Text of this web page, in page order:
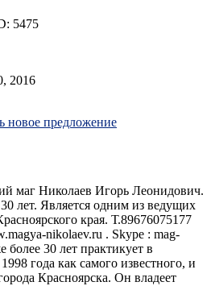
5475
2016
новое предложение
маг Николаев Игорь Леонидович.
лет. Является одним из ведущих
края. Т.89676075177
nikolaev.ru . Skype : mag-
30 лет практикует в
года как самого известного, и
Красноярска. Он владеет